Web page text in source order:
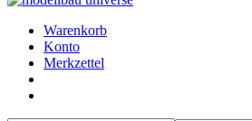
Warenkorb
Konto
Merkzettel